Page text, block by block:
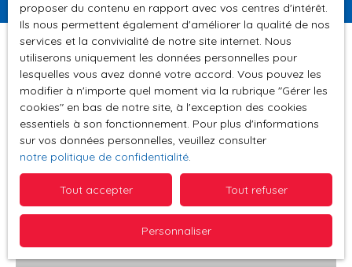
Pertinence
Trier par Créer une alerte
proposer du contenu en rapport avec vos centres d'intérêt.
Ils nous permettent également d'améliorer la qualité de nos
services et la convivialité de notre site internet. Nous
utiliserons uniquement les données personnelles pour
lesquelles vous avez donné votre accord. Vous pouvez les
modifier à n'importe quel moment via la rubrique ″Gérer les
cookies″ en bas de notre site, à l'exception des cookies
essentiels à son fonctionnement. Pour plus d'informations
sur vos données personnelles, veuillez consulter
notre politique de confidentialité.
Tout accepter Tout refuser
Personnaliser